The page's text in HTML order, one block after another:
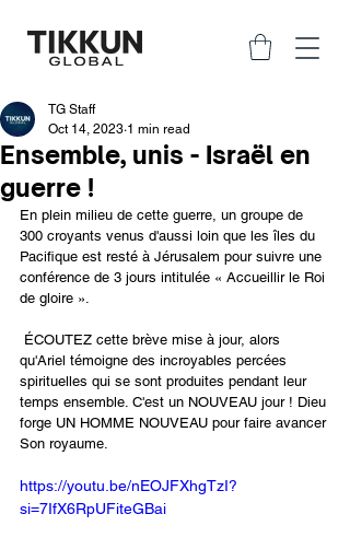
Ensemble, unis - Israël en
guerre !
TG Staff
Oct 14, 2023 1 min read
En plein milieu de cette guerre, un groupe de
300 croyants venus d'aussi loin que les îles du
Pacifique est resté à Jérusalem pour suivre une
conférence de 3 jours intitulée « Accueillir le Roi
de gloire ».
qu'Ariel témoigne des incroyables percées
spirituelles qui se sont produites pendant leur
temps ensemble. C'est un NOUVEAU jour ! Dieu
forge UN HOMME NOUVEAU pour faire avancer
Son royaume.
https://youtu.be/nEOJFXhgTzI?
si=7IfX6RpUFiteGBai